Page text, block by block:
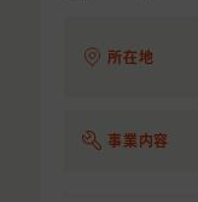
所在地
事業内容